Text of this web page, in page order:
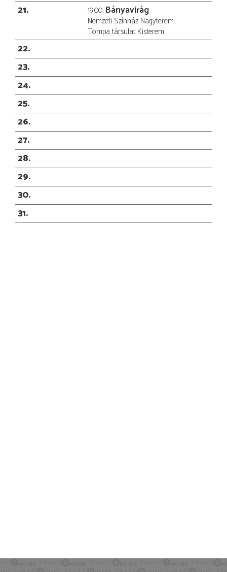
21 19:00 Bányavirág
Nemzeti Színház Nagyterem
Tompa társulat Kisterem
22
23
24
25
26
27
28
29
30
31